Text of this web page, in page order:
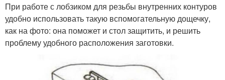
При работе с лобзиком для резьбы внутренних контуров
удобно использовать такую вспомогательную дощечку,
как на фото: она поможет и стол защитить, и решить
проблему удобного расположения заготовки.